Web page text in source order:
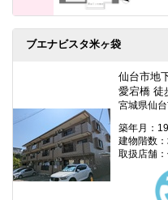
ブエナビスタ米ヶ袋
仙台市地
愛宕橋 徒
宮城県仙
築年月：
建物階数
取扱店舗